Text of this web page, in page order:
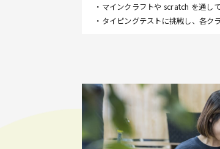
・マインクラフトや scratch を通し
・タイピングテストに挑戦し、各